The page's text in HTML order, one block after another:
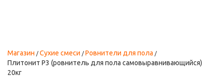
Магазин Сухие смеси
Ровнители для пола
Плитонит Р3 (ровнитель для пола самовыравнивающийся)
20кг